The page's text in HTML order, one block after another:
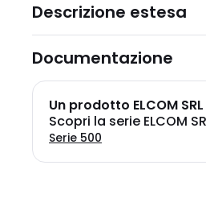
Descrizione estesa
Documentazione
Un prodotto ELCOM SRL
Scopri la serie ELCOM
Serie 500